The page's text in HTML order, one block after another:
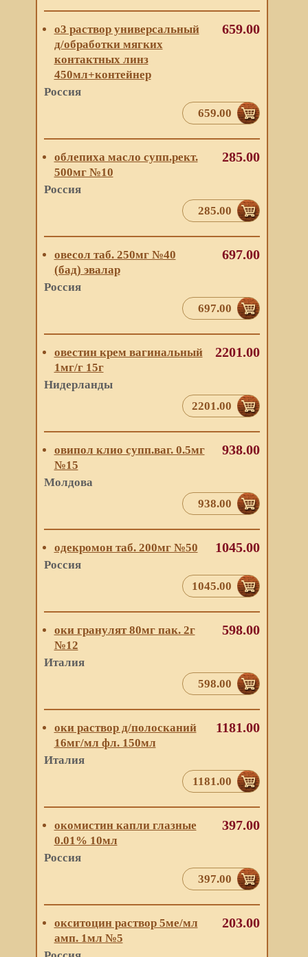
о3 раствор универсальный
д/обработки мягких
контактных линз
450мл+контейнер
Россия
659.00
659.00
облепиха масло супп.рект.
500мг №10
Россия
285.00
285.00
овесол таб. 250мг №40
(бад) эвалар
Россия
697.00
697.00
овестин крем вагинальный
1мг/г 15г
Нидерланды
2201.00
2201.00
овипол клио супп.ваг. 0.5мг
№15
Молдова
938.00
938.00
одекромон таб. 200мг №50
Россия
1045.00
1045.00
оки гранулят 80мг пак. 2г
№12
Италия
598.00
598.00
оки раствор д/полосканий
16мг/мл фл. 150мл
Италия
1181.00
1181.00
окомистин капли глазные
0.01% 10мл
Россия
397.00
397.00
окситоцин раствор 5ме/мл
амп. 1мл №5
203.00